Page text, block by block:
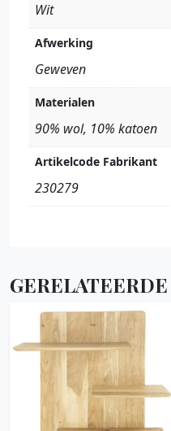
Wit
Afwerking
Geweven
Materialen
90% wol, 10% katoen
Artikelcode Fabrikant
230279